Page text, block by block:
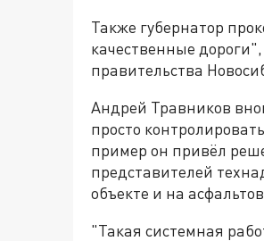
Также губернатор
качественные
правительства
Андрей Травников
просто
пример он привёл
представителей
объекте и на
"Такая системная